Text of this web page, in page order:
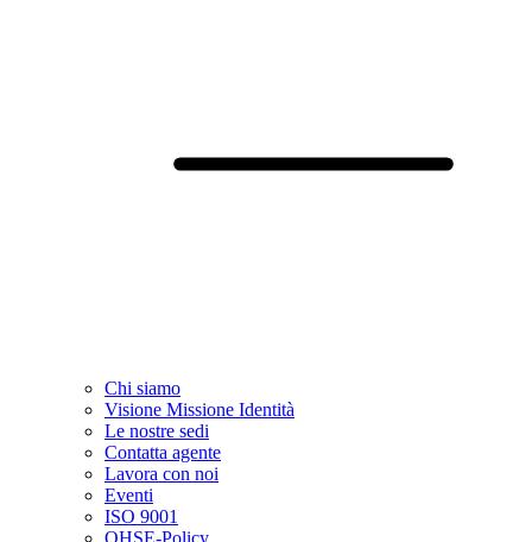
Chi siamo
Visione Missione Identità
Le nostre sedi
Contatta agente
Lavora con noi
Eventi
ISO 9001